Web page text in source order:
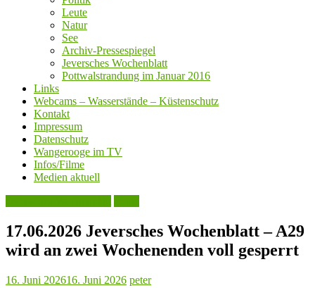
Leute
Natur
See
Archiv-Pressespiegel
Jeversches Wochenblatt
Pottwalstrandung im Januar 2016
Links
Webcams – Wasserstände – Küstenschutz
Kontakt
Impressum
Datenschutz
Wangerooge im TV
Infos/Filme
Medien aktuell
17.06.2026 Jeversches Wochenblatt – A29
wird an zwei Wochenenden voll gesperrt
16. Juni 202616. Juni 2026 peter